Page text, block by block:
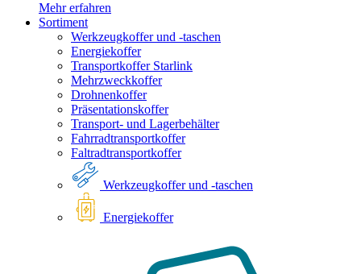
Mehr erfahren
Sortiment
Werkzeugkoffer und -taschen
Energiekoffer
Transportkoffer Starlink
Mehrzweckkoffer
Drohnenkoffer
Präsentationskoffer
Transport- und Lagerbehälter
Fahrradtransportkoffer
Faltradtransportkoffer
Werkzeugkoffer und -taschen
Energiekoffer